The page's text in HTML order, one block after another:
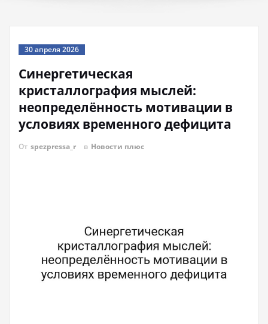
30 апреля 2026
Синергетическая
кристаллография мыслей:
неопределённость мотивации в
условиях временного дефицита
От spezpressa_r в Новости плюс